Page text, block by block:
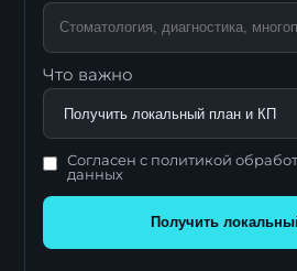
Что важно
Согласен с политикой
данных
Получить